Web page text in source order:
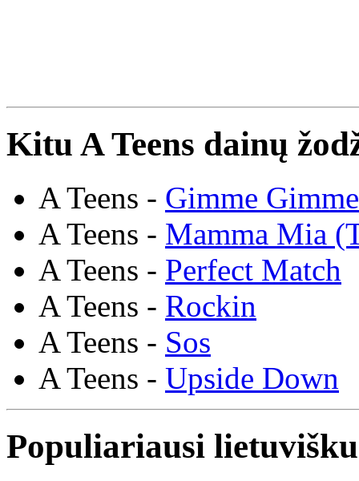
Kitu A Teens dainų
A Teens - Gimme
A Teens - Mamma Mia
A Teens - Perfect Match
A Teens - Rockin
A Teens - Sos
A Teens - Upside Down
Populiariausi